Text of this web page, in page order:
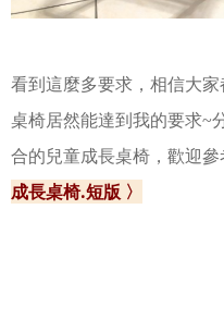
看到這麼多要求，相信大
桌椅居然能達到我的要求~
合的兒童成長桌椅，歡迎參
成長桌椅.短版 〉